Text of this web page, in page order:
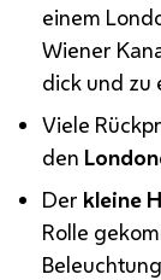
einem
Wiener
dick und zu
Viele
den
Der kleine
Rolle